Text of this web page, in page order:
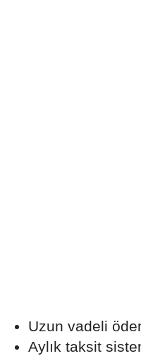
Uzun vadeli
Aylık taksit